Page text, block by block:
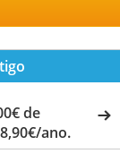
de
ano.